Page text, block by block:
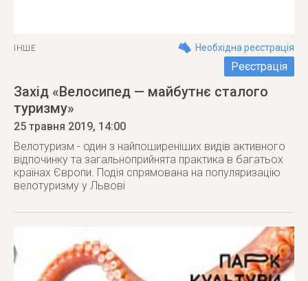
ІНШЕ Необхідна реєстрація
Реєстрація
Захід «Велосипед — майбутнє сталого
туризму»
25 травня 2019, 14:00
Велотуризм - один з найпоширеніших видів активного
відпочинку та загальноприйнята практика в багатьох
країнах Європи. Подія спрямована на популяризацію
велотуризму у Львові